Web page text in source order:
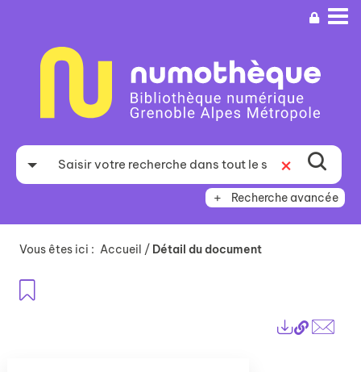
recherche
Recherche avancée
Vous êtes ici : Accueil / Détail du document
Lien